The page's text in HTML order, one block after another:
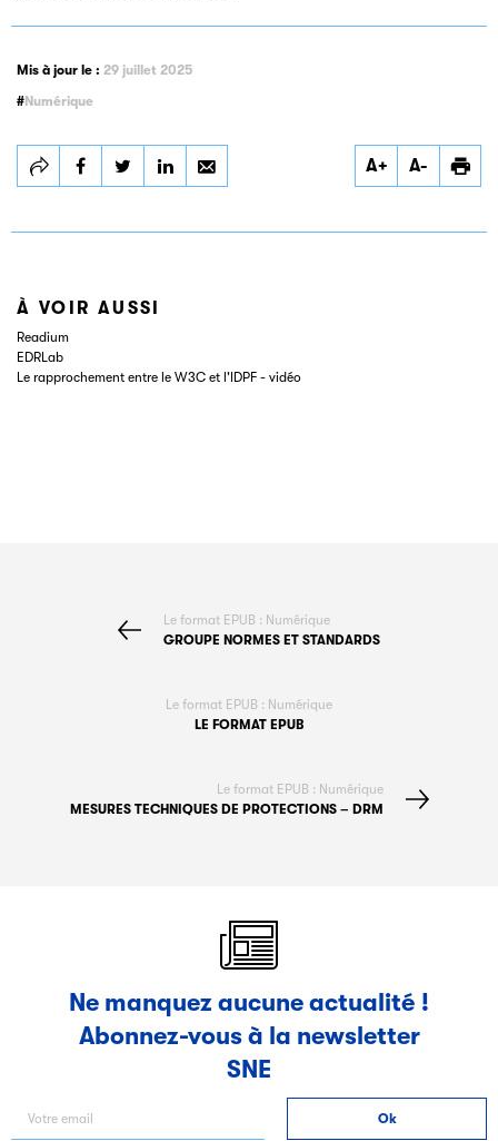
Mis à jour le : 29 juillet 2025
Numérique
Partager
Le format EPUB
Partager
Le format EPUB
Partager
Le format EPUB
A+ A-
À VOIR AUSSI
Readium
EDRLab
Le rapprochement entre le W3C et l'IDPF - vidéo
Le format EPUB : Numérique
GROUPE NORMES ET STANDARDS
Le format EPUB : Numérique
LE FORMAT EPUB
Le format EPUB : Numérique
MESURES TECHNIQUES DE PROTECTIONS – DRM
Ne manquez aucune actualité !
Abonnez-vous à la newsletter
SNE